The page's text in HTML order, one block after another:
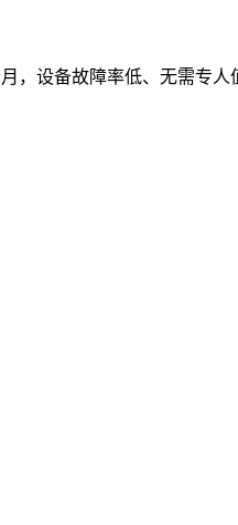
，设备故障率低、无需专